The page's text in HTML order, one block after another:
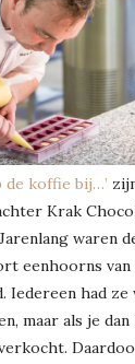
de koffie bij…’
Krak
waren
eenhoorns van
Iedereen had ze
maar als je dan